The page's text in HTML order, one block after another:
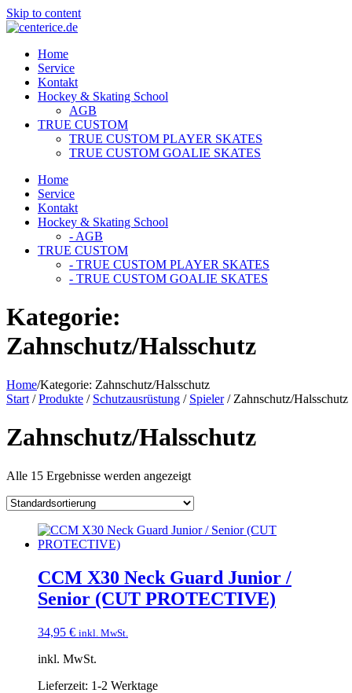
Skip to content
Home
Service
Kontakt
Hockey & Skating School
AGB
TRUE CUSTOM
TRUE CUSTOM PLAYER SKATES
TRUE CUSTOM GOALIE SKATES
Home
Service
Kontakt
Hockey & Skating School
- AGB
TRUE CUSTOM
- TRUE CUSTOM PLAYER SKATES
- TRUE CUSTOM GOALIE SKATES
Kategorie:
Zahnschutz/Halsschutz
Home/Kategorie: Zahnschutz/Halsschutz
Start /Produkte / Schutzausrüstung / Spieler/ Zahnschutz/Halsschutz
Zahnschutz/Halsschutz
Alle 15 Ergebnisse werden angezeigt
CCM X30 Neck Guard Junior /
Senior (CUT PROTECTIVE)
34,95 € inkl. MwSt.
inkl. MwSt.
Lieferzeit: 1-2 Werktage